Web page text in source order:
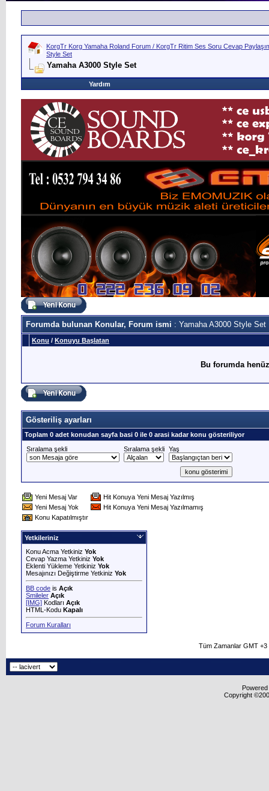
KorgTr Korg Yamaha Roland Forum / KorgTr Ritim Ses Soru Cevap
Style Set
Yamaha A3000 Style Set
Yardım
Forumda bulunan Konular, Forum ismi : Yamaha A3000 Style Set
Konu / Konuyu Başlatan
Bu forumda
Gösteriliş ayarları
Toplam 0 adet konudan sayfa basi 0 ile 0 arasi kadar konu gösteriliyor
Sıralama şekli
Sıralama şekli Yaş
Yeni Mesaj Var
Hit Konuya Yeni Mesaj Yazılmış
Yeni Mesaj Yok
Hit Konuya Yeni Mesaj Yazılmamış
Konu Kapatılmıştır
Yetkileriniz
Konu Acma Yetkiniz Yok
Cevap Yazma Yetkiniz Yok
Eklenti Yükleme Yetkiniz Yok
Mesajınızı Değiştirme Yetkiniz Yok
BB code is Açık
Smileler Açık
[IMG] Kodları Açık
HTML-Kodu Kapalı
Forum Kuralları
Tüm Zamanlar GMT
Copyright